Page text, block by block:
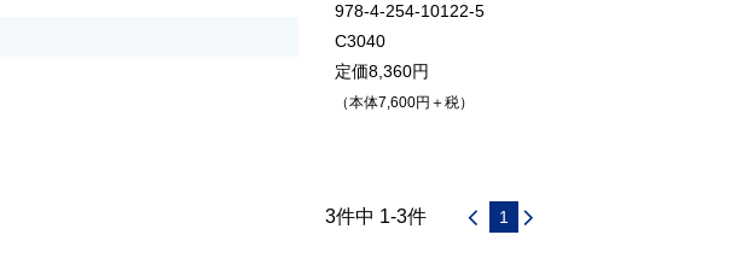
978-4-254-10122-5
C3040
定価8,360円
（本体7,600円＋税）
3件中 1-3件 1